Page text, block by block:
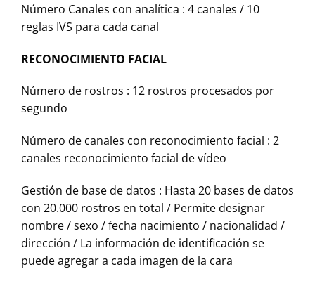
Número Canales con analítica : 4 canales / 10
reglas IVS para cada canal
RECONOCIMIENTO FACIAL
Número de rostros : 12 rostros procesados por
segundo
Número de canales con reconocimiento facial : 2
canales reconocimiento facial de vídeo
Gestión de base de datos : Hasta 20 bases de datos
con 20.000 rostros en total / Permite designar
nombre / sexo / fecha nacimiento / nacionalidad /
dirección / La información de identificación se
puede agregar a cada imagen de la cara